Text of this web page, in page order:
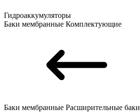
Гидроаккумуляторы
Баки мембранные Комплектующие
Баки мембранные Расширительные баки